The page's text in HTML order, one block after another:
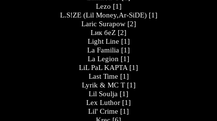
Lezo [1]
L.S!ZE (Lil Money,Ar-SiDE) [1]
Laric Surapow [2]
Lик беZ [2]
Light Line [1]
La Familia [1]
La Legion [1]
LiL PaL KAPTA [1]
Last Time [1]
Lyrik & MC T [1]
Lil Soulja [1]
Lex Luthor [1]
Lil' Crime [1]